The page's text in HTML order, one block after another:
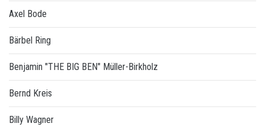
Axel Bode
Bärbel Ring
Benjamin "THE BIG BEN" Müller-Birkholz
Bernd Kreis
Billy Wagner